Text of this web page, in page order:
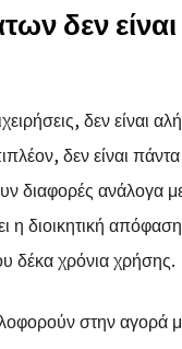
δεν είναι
δεν είναι
δεν είναι πάντα
διαφορές ανάλογα
διοικητική απόφαση
δέκα χρόνια χρήσης.
στην αγορά